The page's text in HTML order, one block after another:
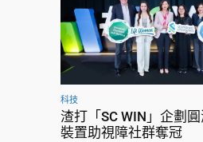
科技
渣打「SC WIN」企劃
裝置助視障社群奪冠